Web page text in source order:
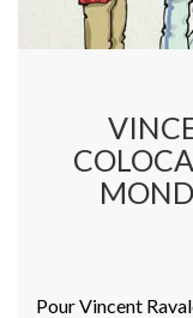
Pour Vincent